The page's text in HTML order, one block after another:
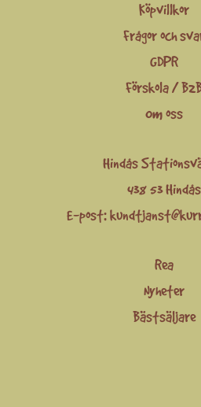
Köpvillkor
Frågor och
GDPR
Förskola /
Om oss
Hindås
438 53 Hindås
E-post:
Rea
Nyheter
Bästsäljare